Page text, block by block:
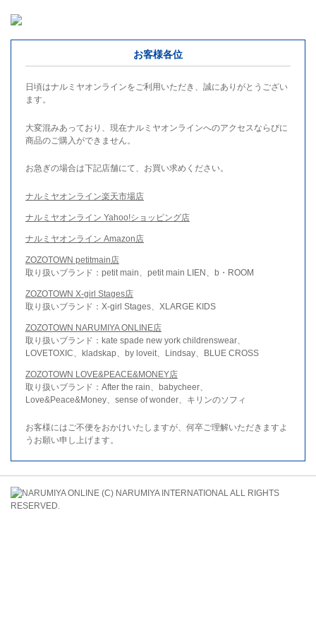
お客様各位
日頃はナルミヤオンラインをご利用いただき、誠にありがとうござい
ます。
大変混みあっており、現在ナルミヤオンラインへのアクセスならびに
商品のご購入ができません。
お急ぎの場合は下記店舗にて、お買い求めください。
ナルミヤオンライン楽天市場店
ナルミヤオンライン Yahoo!ショッピング店
ナルミヤオンライン Amazon店
ZOZOTOWN petitmain店
取り扱いブランド：petit main、petit main LIEN、b・ROOM
ZOZOTOWN X-girl Stages店
取り扱いブランド：X-girl Stages、XLARGE KIDS
ZOZOTOWN NARUMIYA ONLINE店
取り扱いブランド：kate spade new york childrenswear、
LOVETOXIC、kladskap、by loveit、Lindsay、BLUE CROSS
ZOZOTOWN LOVE&PEACE&MONEY店
取り扱いブランド：After the rain、babycheer、
Love&Peace&Money、sense of wonder、キリンのソフィ
お客様にはご不便をおかけいたしますが、何卒ご理解いただきますよ
うお願い申し上げます。